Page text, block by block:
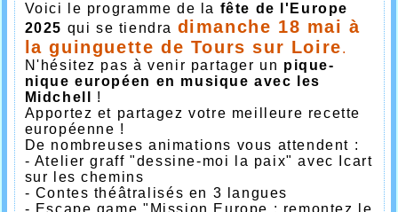
Voici le programme de la fête de l'Europe
2025 qui se tiendra dimanche 18 mai à
la guinguette de Tours sur Loire.
N'hésitez pas à venir partager un pique-
nique européen en musique avec les
Midchell
!
Apportez et partagez votre meilleure recette
européenne !
De nombreuses animations vous attendent :
- Atelier graff "dessine-moi la paix" avec Icart
sur les chemins
- Contes théâtralisés en 3 langues